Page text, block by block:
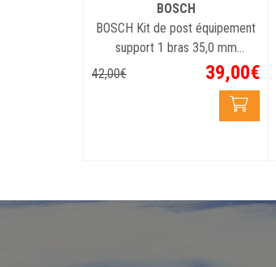
BOSCH
BOSCH Kit de post équipement
support 1 bras 35,0 mm
42,00€ 39,00€